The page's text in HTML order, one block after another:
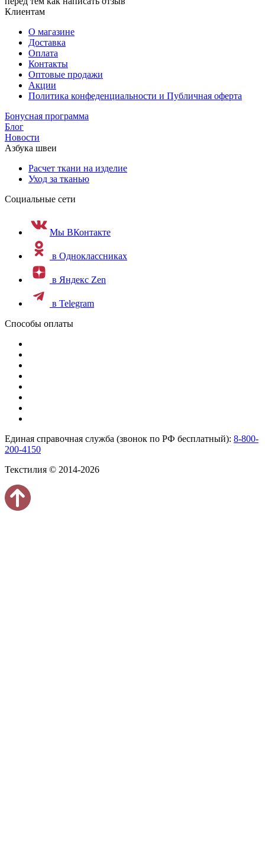
Клиентам
О магазине
Доставка
Оплата
Контакты
Оптовые продажи
Акции
Политика конфеденциальности и Публичная оферта
Бонусная программа
Блог
Новости
Азбука швеи
Расчет ткани на изделие
Уход за тканью
Социальные сети
Мы ВКонтакте
в Одноклассниках
в Яндекс Zen
в Telegram
Способы оплаты
Единая справочная служба (звонок по РФ бесплатный): 8-800-
200-4150
Текстилия © 2014-2026